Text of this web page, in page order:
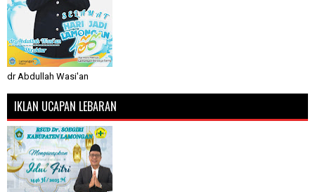
dr Abdullah Wasi'an
IKLAN UCAPAN LEBARAN